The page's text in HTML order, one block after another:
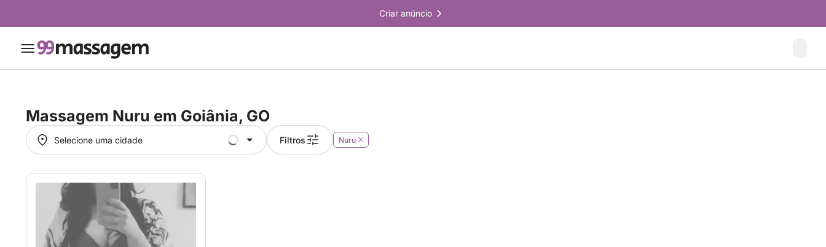
Criar anúncio
Massagem Nuru em Goiânia, GO
Selecione uma cidade
Selecione uma cidade Filtros Nuru